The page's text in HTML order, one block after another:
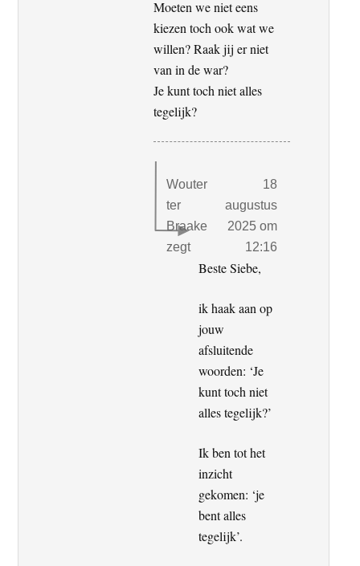
Moeten we niet eens
kiezen toch ook wat we
willen? Raak jij er niet
van in de war?
Je kunt toch niet alles
tegelijk?
Wouter
ter
Braake
zegt
18
augustus
2025 om
12:16
Beste Siebe,
ik haak aan op
jouw
afsluitende
woorden: ‘Je
kunt toch niet
alles tegelijk?’
Ik ben tot het
inzicht
gekomen: ‘je
bent alles
tegelijk’.